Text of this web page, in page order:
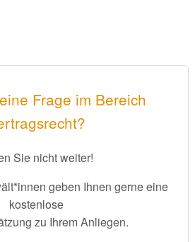
Frage im Bereich
Sie nicht weiter!
geben Ihnen gerne eine
kostenlose
zu Ihrem Anliegen.